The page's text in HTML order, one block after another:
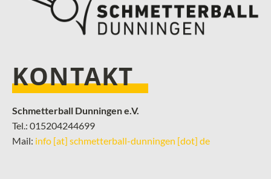
KONTAKT
Schmetterball Dunningen e.V.
Tel.: 015204244699
Mail: info [at] schmetterball-dunningen [dot] de